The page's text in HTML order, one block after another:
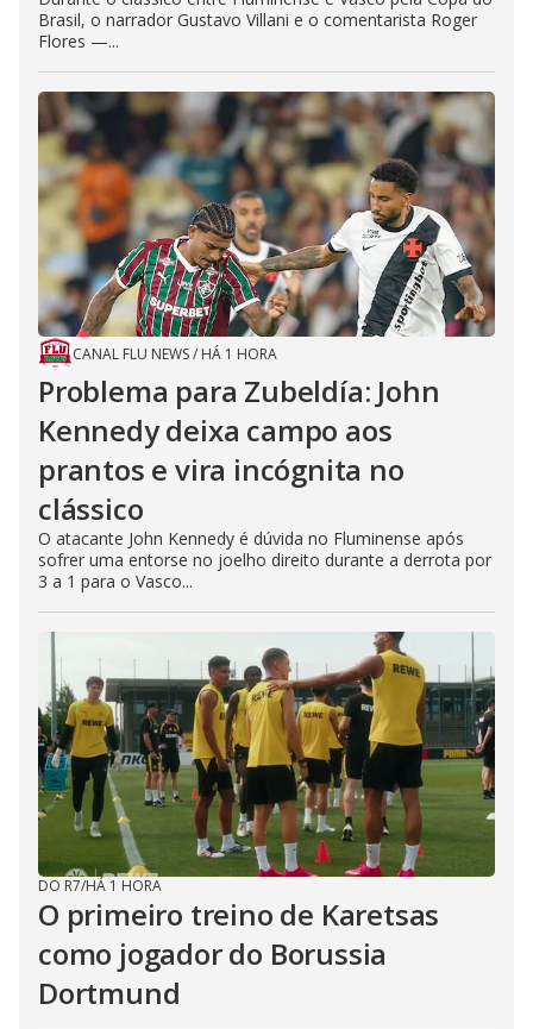
Brasil, o narrador Gustavo Villani e o comentarista Roger
Flores —...
CANAL FLU NEWS/ HÁ 1 HORA
Problema para Zubeldía: John
Kennedy deixa campo aos
prantos e vira incógnita no
clássico
O atacante John Kennedy é dúvida no Fluminense após
sofrer uma entorse no joelho direito durante a derrota por
3 a 1 para o Vasco...
DO R7/HÁ 1 HORA
O primeiro treino de Karetsas
como jogador do Borussia
Dortmund